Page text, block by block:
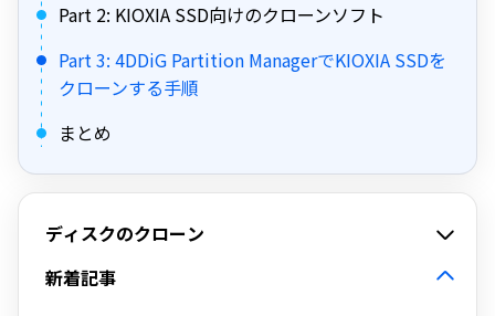
Part 2: KIOXIA SSD向けのクローンソフト
Part 3: 4DDiG Partition ManagerでKIOXIA SSDを
クローンする手順
まとめ
ディスクのクローン
新着記事